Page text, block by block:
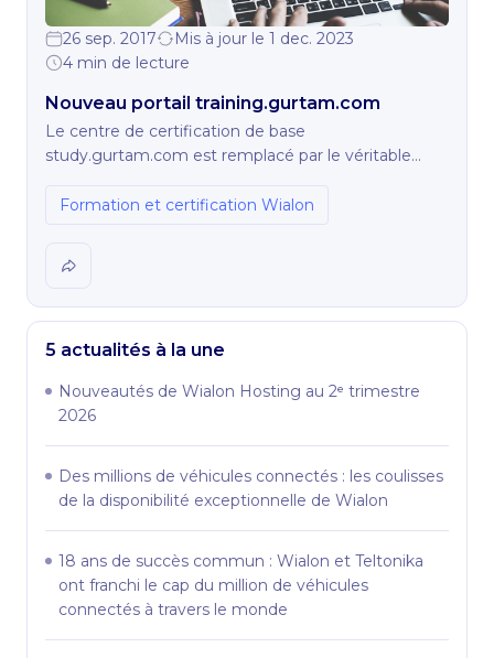
5 actualités à la une
Nouveautés de Wialon Hosting au 2ᵉ trimestre
2026
Des millions de véhicules connectés : les coulisses
de la disponibilité exceptionnelle de Wialon
18 ans de succès commun : Wialon et Teltonika
ont franchi le cap du million de véhicules
connectés à travers le monde
26 sep. 2017
Mis à jour le 1 dec. 2023
4 min de lecture
Nouveau portail training.gurtam.com
Le centre de certification de base
study.gurtam.com est remplacé par le véritable
Formation et certification Wialon